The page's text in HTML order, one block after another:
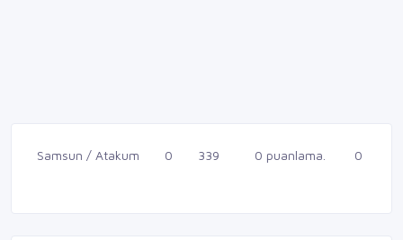
Samsun / Atakum 0 339 0 puanlama. 0